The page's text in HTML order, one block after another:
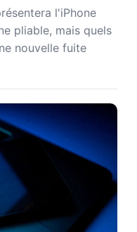
l'iPhone
pliable, mais quels
nouvelle fuite